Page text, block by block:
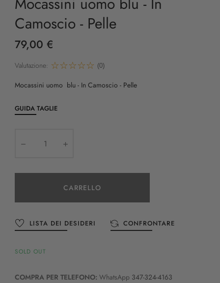
Camoscio - Pelle
79,00 €
Valutazione: (0)
Mocassini uomo blu - In Camoscio - Pelle
GUIDA TAGLIE
CARRELLO
LISTA DEI DESIDERI CONFRONTARE
SOLD OUT
COMPRA PER TELEFONO: WhatsApp 347-324-4163